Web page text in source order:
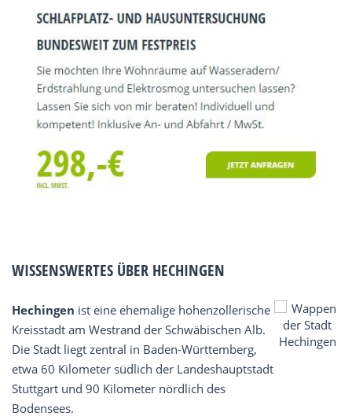
WISSENSWERTES ÜBER HECHINGEN
Hechingen ist eine ehemalige hohenzollerische
Kreisstadt am Westrand der Schwäbischen Alb.
Die Stadt liegt zentral in Baden-Württemberg,
etwa 60 Kilometer südlich der Landeshauptstadt
Stuttgart und 90 Kilometer nördlich des
Bodensees.